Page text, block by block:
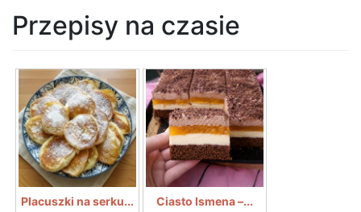
Przepisy na czasie
Placuszki na serku... Ciasto Ismena –...